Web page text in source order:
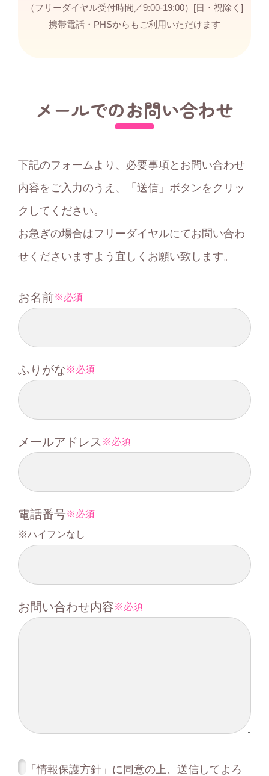
（フリーダイヤル受付時間／9:00-19:00）[日・祝除く]
携帯電話・PHSからもご利用いただけます
メールでのお問い合わせ
下記のフォームより、必要事項とお問い合わせ
内容をご入力のうえ、「送信」ボタンをクリッ
クしてください。
お急ぎの場合はフリーダイヤルにてお問い合わ
せくださいますよう宜しくお願い致します。
お名前 必須
ふりがな 必須
メールアドレス 必須
電話番号
必須
ハイフンなし
お問い合わせ内容 必須
「情報保護方針」に同意の上、送信してよろ